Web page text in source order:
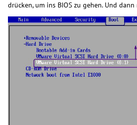
drücken, um ins BIOS zu gehen. Und dann